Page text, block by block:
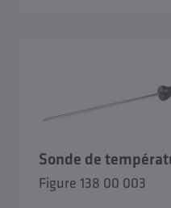
Sonde de
Figure 138 00 003